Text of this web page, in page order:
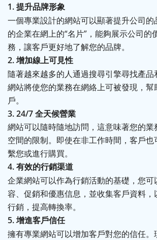
1. 提升品牌形象
一個專業設計的網站可以顯著提升公司的
的企業在網上的“名片” ，能夠展示公司的
務，讓客戶更好地了解您的品牌。
2. 增加線上可見性
隨著越來越多的人通過搜尋引擎尋找產品
網站將使您的業務在網絡上可被發現，幫
戶。
3. 24/7全天候營業
網站可以隨時隨地訪問，這意味著您的業
空間的限制。即使在非工作時間，客戶
繫您或進行購買。
4. 有效的行銷渠道
企業網站可以作為行銷活動的基礎，您可
容、促銷和優惠信息，並收集客戶資料，
行銷，提高轉換率。
5. 增進客戶信任
擁有專業網站可以增加客戶對您的信任。